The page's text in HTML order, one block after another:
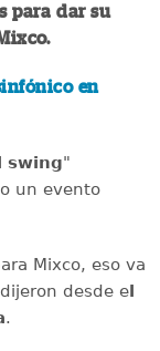
para dar su
en
swing"
un evento
Mixco, eso va
desde el
.